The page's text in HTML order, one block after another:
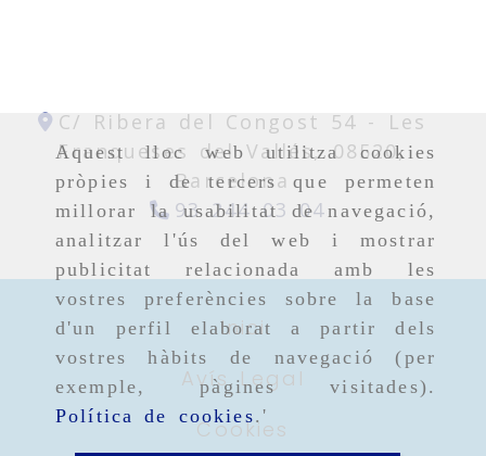
Aquest lloc web utilitza cookies
pròpies i de tercers que permeten
millorar la usabilitat de navegació,
analitzar l'ús del web i mostrar
publicitat relacionada amb les
vostres preferències sobre la base
d'un perfil elaborat a partir dels
vostres hàbits de navegació (per
exemple, pàgines visitades).
Política de cookies.'
C/ Ribera del Congost 54 -
Les
Franqueses del Vallés,08520,
Barcelona
93 244 03 04
Inici
Avís Legal
Cookies